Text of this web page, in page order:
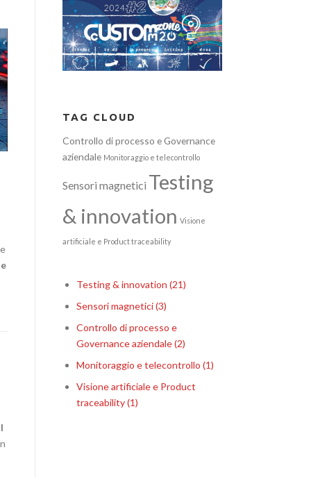
TAG CLOUD
Controllo di processo e Governance
aziendale Monitoraggio e telecontrollo
Sensori magnetici Testing
& innovation Visione
artificiale e Product traceability
Testing & innovation (21)
Sensori magnetici(3)
Controllo di processo e
Governance aziendale(2)
Monitoraggio e telecontrollo (1)
Visione artificiale e Product
traceability(1)